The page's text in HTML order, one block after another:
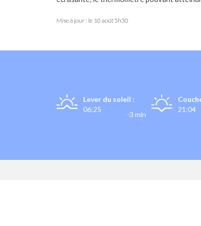
Mise à jour : le 10 août 5h30
Lever du soleil :
06:25
-3 min
21:04